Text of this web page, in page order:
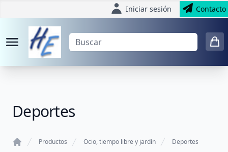
Iniciar sesión Contacto
Deportes
Productos Ocio, tiempo libre y jardín Deportes